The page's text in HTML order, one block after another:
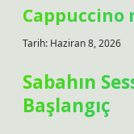
Cappuccino
Tarih: Haziran 8, 2026
Sabahın
Başlangıç